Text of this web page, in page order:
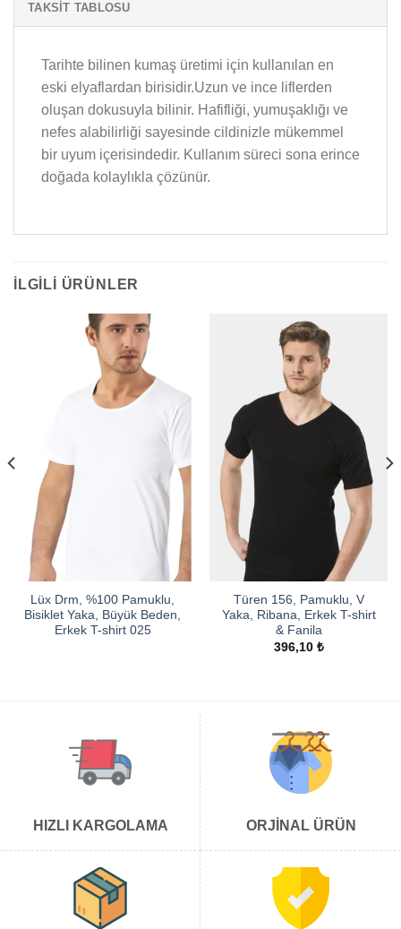
TAKSIT TABLOSU
Tarihte bilinen kumaş üretimi için kullanılan en
eski elyaflardan birisidir.Uzun ve ince liflerden
oluşan dokusuyla bilinir. Hafifliği, yumuşaklığı ve
nefes alabilirliği sayesinde cildinizle mükemmel
bir uyum içerisindedir. Kullanım süreci sona erince
doğada kolaylıkla çözünür.
İLGILI ÜRÜNLER
Lüx Drm, %100 Pamuklu,
Bisiklet Yaka, Büyük Beden,
Erkek T-shirt 025
Türen 156, Pamuklu, V
Yaka, Ribana, Erkek T-shirt
& Fanila
396,10 ₺
HIZLI KARGOLAMA ORJİNAL ÜRÜN